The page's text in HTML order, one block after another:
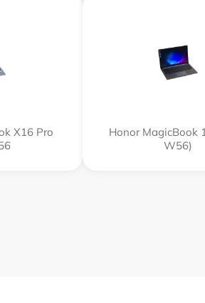
X16 Pro
Honor MagicBook
W56)